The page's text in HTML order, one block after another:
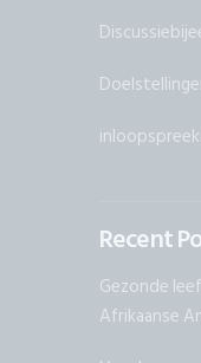
Recent
Gezonde
Afrikaanse